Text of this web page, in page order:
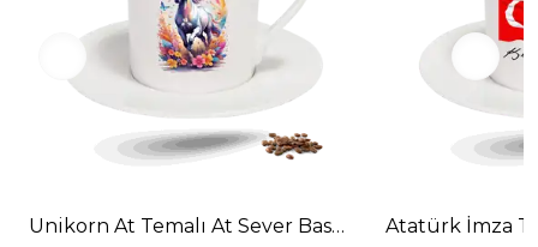
Unikorn At Temalı At Sever Baskılı Porselen Türk
Atatürk İmza